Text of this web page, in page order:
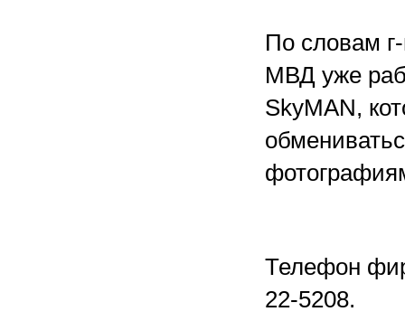
По словам
МВД уже
SkyMAN,
Телефон
22-5208.